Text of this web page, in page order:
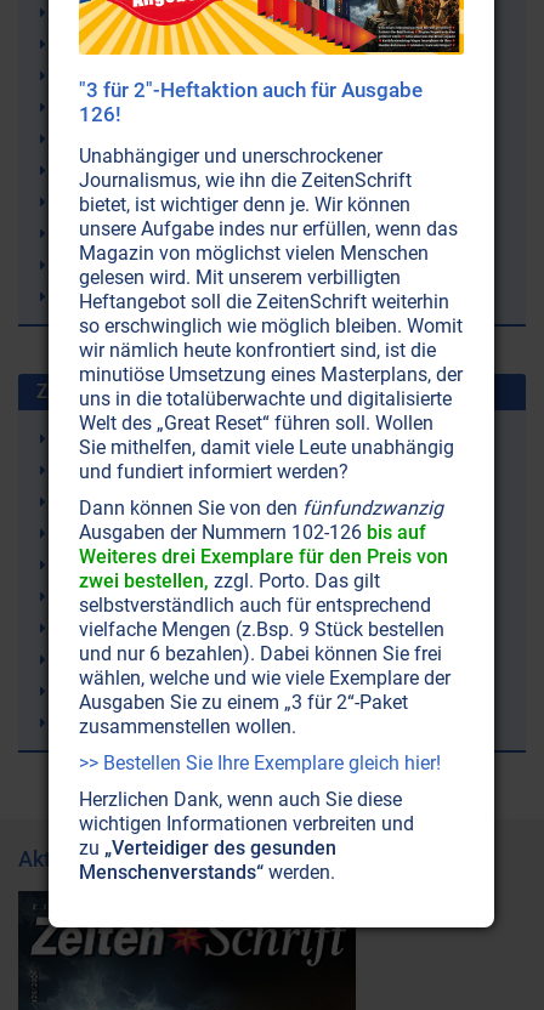
Kosmologie
kosmische Katastrophen
Hohlkörper-Theorie
Esoterik
Ausserirdische (Außerirdische Zivilisationen)
Atomspaltung
Astrophysik
Astronomie
Zuletzt gesuchte Stichworte
Gelenkschmerzen
Ketone (Ketonkörper)
Ketogene Ernährung (Ketose)
Irland
Demenz
rTMS (repetitive Transkranielle Magnetstimulation)
Lithium
Trampolinspringen
Windkraft (Windräder)
Bienen
Aktuelle Ausgabe
"3 für 2"-Heftaktion auch für Ausgabe
126!
Unabhängiger und unerschrockener
Journalismus, wie ihn die ZeitenSchrift
bietet, ist wichtiger denn je. Wir können
unsere Aufgabe indes nur erfüllen, wenn das
Magazin von möglichst vielen Menschen
gelesen wird. Mit unserem verbilligten
Heftangebot soll die ZeitenSchrift weiterhin
so erschwinglich wie möglich bleiben. Womit
wir nämlich heute konfrontiert sind, ist die
minutiöse Umsetzung eines Masterplans, der
uns in die totalüberwachte und digitalisierte
Welt des „Great Reset“ führen soll. Wollen
Sie mithelfen, damit viele Leute unabhängig
und fundiert informiert werden?
Dann können Sie von den fünfundzwanzig
Ausgaben der Nummern 102-126 bis auf
Weiteres drei Exemplare für den Preis von
zwei bestellen, zzgl. Porto. Das gilt
selbstverständlich auch für entsprechend
vielfache Mengen (z.Bsp. 9 Stück bestellen
und nur 6 bezahlen). Dabei können Sie frei
wählen, welche und wie viele Exemplare der
Ausgaben Sie zu einem „3 für 2“-Paket
zusammenstellen wollen.
>> Bestellen Sie Ihre Exemplare gleich hier!
Herzlichen Dank, wenn auch Sie diese
wichtigen Informationen verbreiten und
zu „Verteidiger des gesunden
Menschenverstands“ werden.